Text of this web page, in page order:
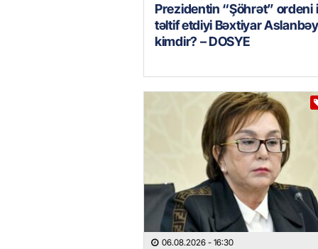
Prezidentin “Şöhrət” ordeni
təltif etdiyi Bəxtiyar
kimdir? – DOSYE
06.08.2026 - 16:30